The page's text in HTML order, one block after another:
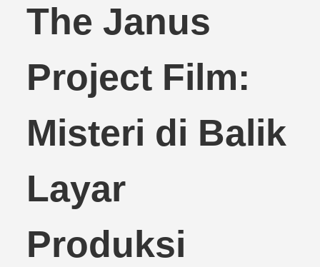
The Janus
Project Film:
Misteri di Balik
Layar
Produksi